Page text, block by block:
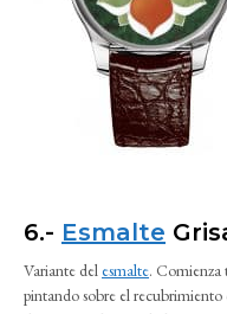
6.- Esmalte
Variante del esmalte. Comienza
pintando sobre el recubrimiento